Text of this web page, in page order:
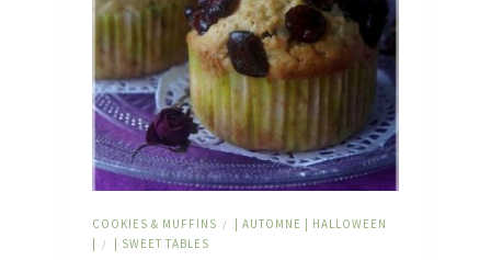
COOKIES & MUFFINS /
| AUTOMNE | HALLOWEEN
/ | SWEET TABLES